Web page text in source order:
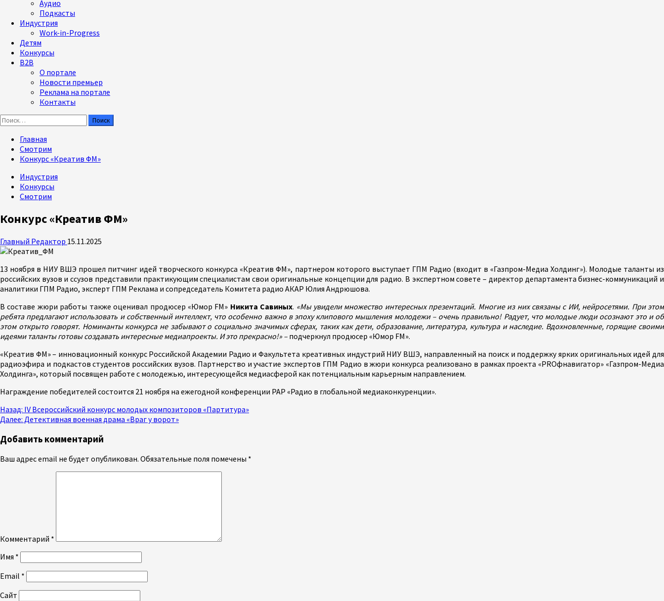
Аудио
Подкасты
Индустрия
Work-in-Progress
Детям
Конкурсы
B2B
О портале
Новости премьер
Реклама на портале
Контакты
Найти:
Главная
Смотрим
Конкурс «Креатив ФМ»
Индустрия
Конкурсы
Смотрим
Конкурс «Креатив ФМ»
Главный Редактор 15.11.2025
13 ноября в НИУ ВШЭ прошел питчинг идей творческого конкурса «Креатив ФМ», партнером которого выступает ГПМ Радио (входит в «Газпром-Медиа Холдинг»). Молодые таланты из
российских вузов и ссузов представили практикующим специалистам свои оригинальные концепции для радио. В экспертном совете – директор департамента бизнес-коммуникаций и
аналитики ГПМ Радио, эксперт ГПМ Реклама и сопредседатель Комитета радио АКАР Юлия Андрюшова.
В составе жюри работы также оценивал продюсер «Юмор FM» Никита Савиных. «Мы увидели множество интересных презентаций. Многие из них связаны с ИИ, нейросетями. При этом
ребята предлагают использовать и собственный интеллект, что особенно важно в эпоху клипового мышления молодежи – очень правильно! Радует, что молодые люди осознают это и об
этом открыто говорят. Номинанты конкурса не забывают о социально значимых сферах, таких как дети, образование, литература, культура и наследие. Вдохновленные, горящие своими
идеями таланты готовы создавать интересные медиапроекты. И это прекрасно!» – подчеркнул продюсер «Юмор FM».
«Креатив ФМ» – инновационный конкурс Российской Академии Радио и Факультета креативных индустрий НИУ ВШЭ, направленный на поиск и поддержку ярких оригинальных идей для
радиоэфира и подкастов студентов российских вузов. Партнерство и участие экспертов ГПМ Радио в жюри конкурса реализовано в рамках проекта «PROфнавигатор» «Газпром-Медиа
Холдинга», который посвящен работе с молодежью, интересующейся медиасферой как потенциальным карьерным направлением.
Награждение победителей состоится 21 ноября на ежегодной конференции РАР «Радио в глобальной медиаконкуренции».
Продолжить
чтение
Назад: IV Всероссийский конкурс молодых композиторов «Партитура»
Далее: Детективная военная драма «Враг у ворот»
Добавить комментарий
Ваш адрес email не будет опубликован. Обязательные поля помечены *
Комментарий *
Имя *
Email *
Сайт